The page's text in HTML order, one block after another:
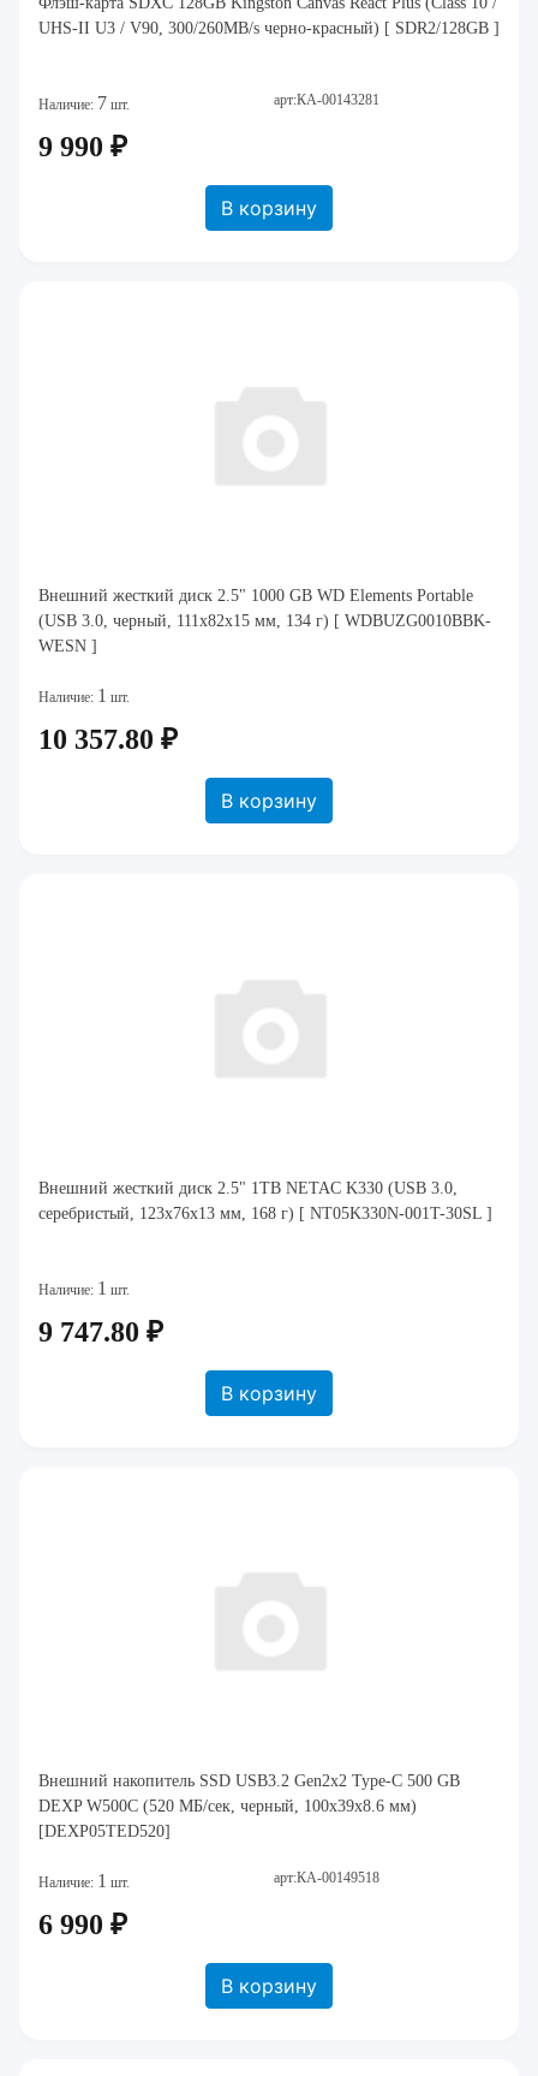
UHS-II U3 / V90, 300/260MB/s черно-красный) [ SDR2/128GB ]
Наличие: 7 шт. арт:КА-00143281
9 990 ₽
В корзину
Внешний жесткий диск 2.5" 1000 GB WD Elements Portable
(USB 3.0, черный, 111x82x15 мм, 134 г) [ WDBUZG0010BBK-
WESN ]
Наличие: 1 шт.
10 357.80 ₽
В корзину
Внешний жесткий диск 2.5" 1TB NETAC K330 (USB 3.0,
серебристый, 123x76x13 мм, 168 г) [ NT05K330N-001T-30SL ]
Наличие: 1 шт.
9 747.80 ₽
В корзину
Внешний накопитель SSD USB3.2 Gen2x2 Type-C 500 GB
DEXP W500C (520 МБ/сек, черный, 100x39x8.6 мм)
[DEXP05TED520]
Наличие: 1 шт. арт:КА-00149518
6 990 ₽
В корзину